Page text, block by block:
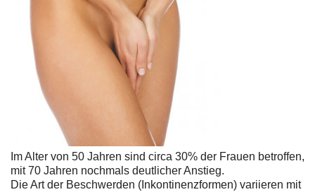
Im Alter von 50 Jahren sind circa 30% der Frauen betroffen,
mit 70 Jahren nochmals deutlicher Anstieg.
Die Art der Beschwerden (Inkontinenzformen) variieren mit